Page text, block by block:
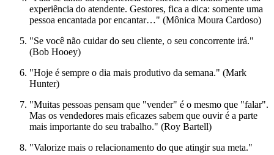
experiência do atendente. Gestores, fica a dica: somente uma
pessoa encantada por encantar…" (Mônica Moura Cardoso)
"Se você não cuidar do seu cliente, o seu concorrente irá."
(Bob Hooey)
"Hoje é sempre o dia mais produtivo da semana." (Mark
Hunter)
"Muitas pessoas pensam que "vender" é o mesmo que "falar".
Mas os vendedores mais eficazes sabem que ouvir é a parte
mais importante do seu trabalho." (Roy Bartell)
"Valorize mais o relacionamento do que atingir sua meta."